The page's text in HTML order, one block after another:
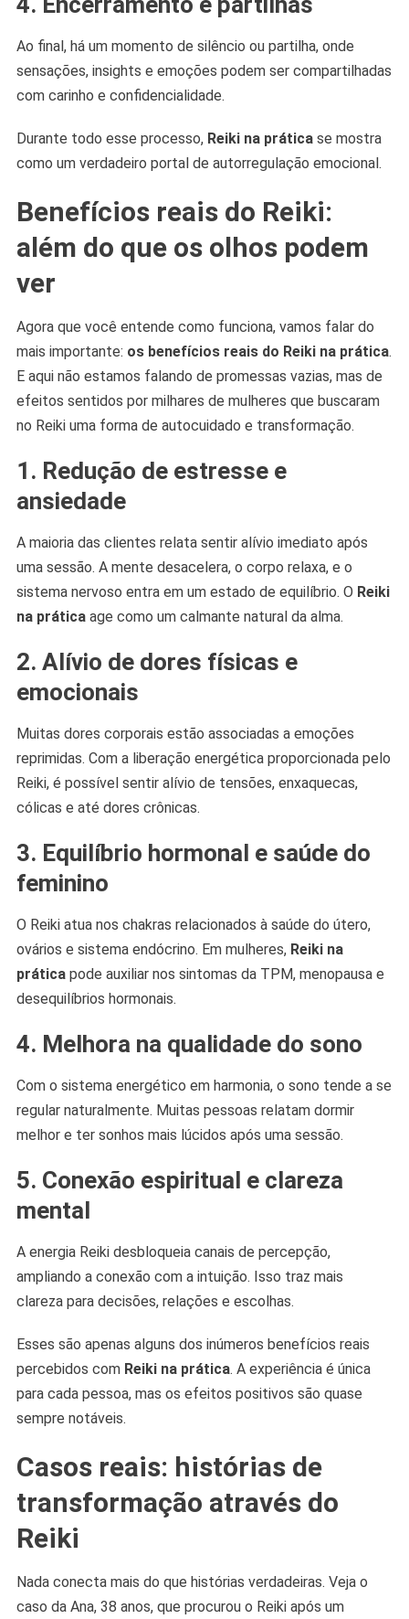
Ao final, há um momento de silêncio ou partilha, onde
sensações, insights e emoções podem ser compartilhadas
com carinho e confidencialidade.
Durante todo esse processo, Reiki na práticase mostra
como um verdadeiro portal de autorregulação emocional.
Benefícios reais do Reiki:
além do que os olhos podem
ver
Agora que você entende como funciona, vamos falar do
mais importante: os benefícios reais do Reiki na prática.
E aqui não estamos falando de promessas vazias, mas de
efeitos sentidos por milhares de mulheres que buscaram
no Reiki uma forma de autocuidado e transformação.
1. Redução de estresse e
ansiedade
A maioria das clientes relata sentir alívio imediato após
uma sessão. A mente desacelera, o corpo relaxa, e o
sistema nervoso entra em um estado de equilíbrio. O Reiki
na práticaage como um calmante natural da alma.
2. Alívio de dores físicas e
emocionais
Muitas dores corporais estão associadas a emoções
reprimidas. Com a liberação energética proporcionada pelo
Reiki, é possível sentir alívio de tensões, enxaquecas,
cólicas e até dores crônicas.
3. Equilíbrio hormonal e saúde do
feminino
O Reiki atua nos chakras relacionados à saúde do útero,
ovários e sistema endócrino. Em mulheres, Reiki na
práticapode auxiliar nos sintomas da TPM, menopausa e
desequilíbrios hormonais.
4. Melhora na qualidade do sono
Com o sistema energético em harmonia, o sono tende a se
regular naturalmente. Muitas pessoas relatam dormir
melhor e ter sonhos mais lúcidos após uma sessão.
5. Conexão espiritual e clareza
mental
A energia Reiki desbloqueia canais de percepção,
ampliando a conexão com a intuição. Isso traz mais
clareza para decisões, relações e escolhas.
Esses são apenas alguns dos inúmeros benefícios reais
percebidos com Reiki na prática. A experiência é única
para cada pessoa, mas os efeitos positivos são quase
sempre notáveis.
Casos reais: histórias de
transformação através do
Reiki
Nada conecta mais do que histórias verdadeiras. Veja o
caso da Ana, 38 anos, que procurou o Reiki após um